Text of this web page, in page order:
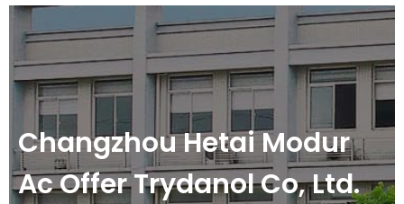
Changzhou Hetai Modur
Ac Offer Trydanol Co, Ltd.